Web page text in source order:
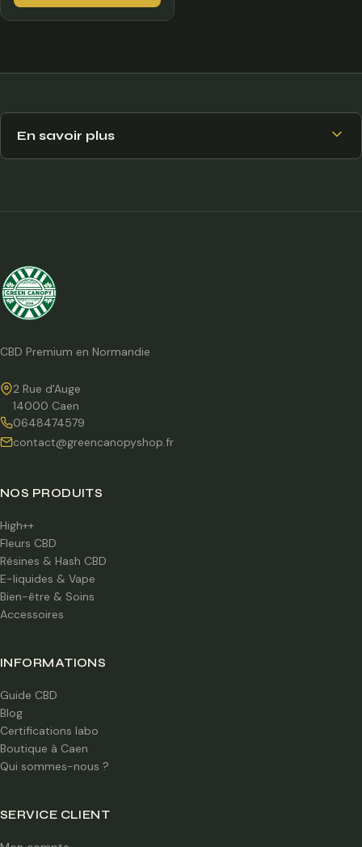
à
En savoir plus
CBD Premium en Normandie
2 Rue d'Auge
14000 Caen
0648474579
contact@greencanopyshop.fr
NOS PRODUITS
High++
Fleurs CBD
Résines & Hash CBD
E-liquides & Vape
Bien-être & Soins
Accessoires
INFORMATIONS
Guide CBD
Blog
Certifications labo
Boutique à Caen
Qui sommes-nous ?
SERVICE CLIENT